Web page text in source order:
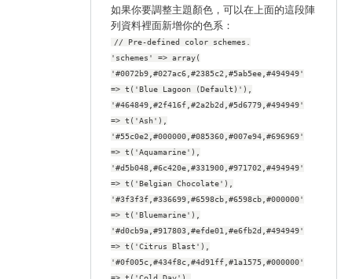
如果你要調整主題顏色，可以在上面的這段陣
列資料裡面新增你的色系：
// Pre-defined color schemes.
'schemes' => array(
'#0072b9,#027ac6,#2385c2,#5ab5ee,#494949'
=> t('Blue Lagoon (Default)'),
'#464849,#2f416f,#2a2b2d,#5d6779,#494949'
=> t('Ash'),
'#55c0e2,#000000,#085360,#007e94,#696969'
=> t('Aquamarine'),
'#d5b048,#6c420e,#331900,#971702,#494949'
=> t('Belgian Chocolate'),
'#3f3f3f,#336699,#6598cb,#6598cb,#000000'
=> t('Bluemarine'),
'#d0cb9a,#917803,#efde01,#e6fb2d,#494949'
=> t('Citrus Blast'),
'#0f005c,#434f8c,#4d91ff,#1a1575,#000000'